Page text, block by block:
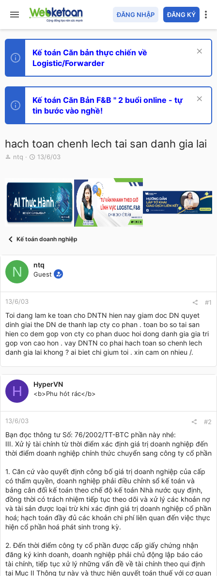
ĐĂNG NHẬP ĐĂNG KÝ
Kế toán Căn bản thực chiến về
Logistic/Forwarder
Kế toán Căn Bản F&B " 2 buổi online - tự
tin bước vào nghề!
hach toan chenh lech tai san danh gia lai
T
e
a
d
s
a
r
ntq
N
y
ử
i
13/6/03
Kế toán doanh nghiệp
N ntq
Guest
13/6/03 #1
Toi dang lam ke toan cho DNTN hien nay giam doc DN quyet
dinh giai the DN de thanh lap cty co phan . toan bo so tai san
hien co dem gop von cty co phan duoc hoi dong danh gia gia tri
gop von cao hon . vay DNTN co phai hach toan so chenh lech
danh gia lai khong ? ai biet chi gium toi . xin cam on nhieu /.
H HyperVN
<b>Phu hót rác</b>
13/6/03 #2
Bạn đọc thông tư Số: 76/2002/TT-BTC phần này nhé:
III. Xử lý tài chính từ thời điểm xác định giá trị doanh nghiệp đến
thời điểm doanh nghiệp chính thức chuyển sang công ty cổ phần
1. Căn cứ vào quyết định công bố giá trị doanh nghiệp của cấp
có thẩm quyền, doanh nghiệp phải điều chỉnh sổ kế toán và
bảng cân đối kế toán theo chế độ kế toán Nhà nước quy định,
đồng thời có trách nhiệm tiếp tục theo dõi và xử lý các khoản nợ
và tài sản được loại trừ khi xác định giá trị doanh nghiệp cổ phần
hoá; hạch toán đầy đủ các khoản chi phí liên quan đến việc thực
hiện cổ phần hoá phát sinh trong kỳ.
2. Đến thời điểm công ty cổ phần được cấp giấy chứng nhận
đăng ký kinh doanh, doanh nghiệp phải chủ động lập báo cáo
tài chính, tiếp tục xử lý những vấn đề về tài chính theo qui định
tại Mục II Thông tư này và thực hiện quyết toán thuế với cơ quan